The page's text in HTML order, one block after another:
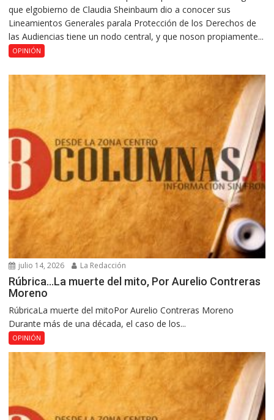
que elgobierno de Claudia Sheinbaum dio a conocer sus
Lineamientos Generales parala Protección de los Derechos de
las Audiencias tiene un nodo central, y que noson propiamente...
OPINIÓN
julio 14, 2026 La Redacción
Rúbrica…La muerte del mito, Por Aurelio Contreras
Moreno
RúbricaLa muerte del mitoPor Aurelio Contreras Moreno
Durante más de una década, el caso de los...
OPINIÓN